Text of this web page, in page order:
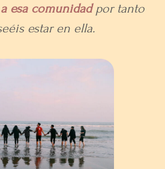
esa comunidadpor tanto
estar en ella.